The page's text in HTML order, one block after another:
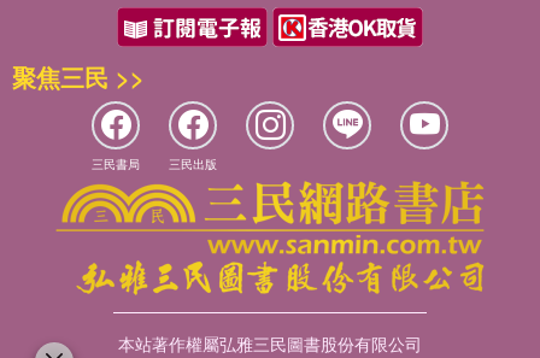
聚焦三民 >>
三民書局 三民出版
本站著作權屬弘雅三民圖書股份有限公司